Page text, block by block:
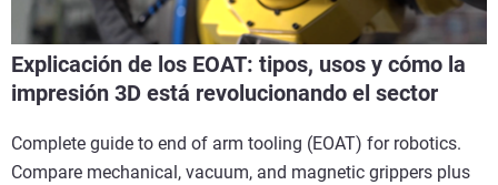
Explicación de los EOAT: tipos, usos y cómo la
impresión 3D está revolucionando el sector
Complete guide to end of arm tooling (EOAT) for robotics.
Compare mechanical, vacuum, and magnetic grippers plus